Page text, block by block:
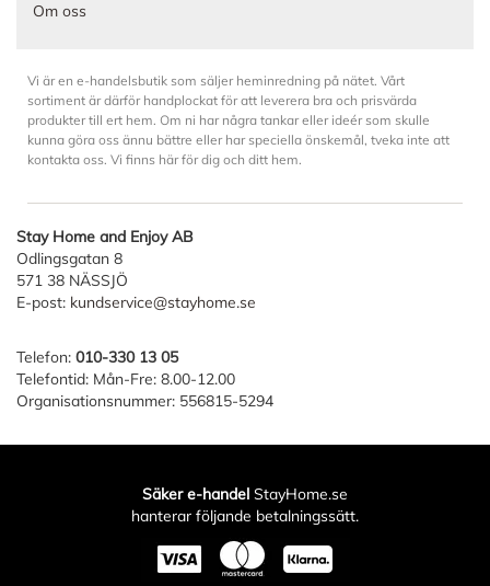
Om oss
Vi är en e-handelsbutik som säljer heminredning på nätet. Vårt
sortiment är därför handplockat för att leverera bra och prisvärda
produkter till ert hem. Om ni har några tankar eller ideér som skulle
kunna göra oss ännu bättre eller har speciella önskemål, tveka inte att
kontakta oss. Vi finns här för dig och ditt hem.
Stay Home and Enjoy AB
Odlingsgatan 8
571 38 NÄSSJÖ
E-post: kundservice@stayhome.se
Telefon: 010-330 13 05
Telefontid: Mån-Fre: 8.00-12.00
Organisationsnummer: 556815-5294
Säker e-handel StayHome.se
hanterar följande betalningssätt.